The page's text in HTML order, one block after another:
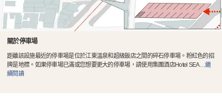
關於停車場
距離該設施最近的停車場是位於江東溫泉和超級飯店之間的碎石停車場。粉紅色的招
牌是地標。如果停車場已滿或您想要更大的停車場，請使用集團酒店Hotel SEA…繼
續閱讀